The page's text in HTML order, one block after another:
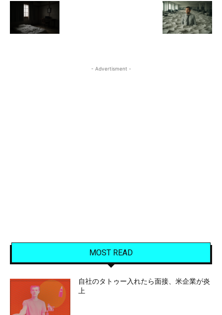
- Advertisment -
MOST READ
自社のタトゥー入れたら面接、米企業が炎
上